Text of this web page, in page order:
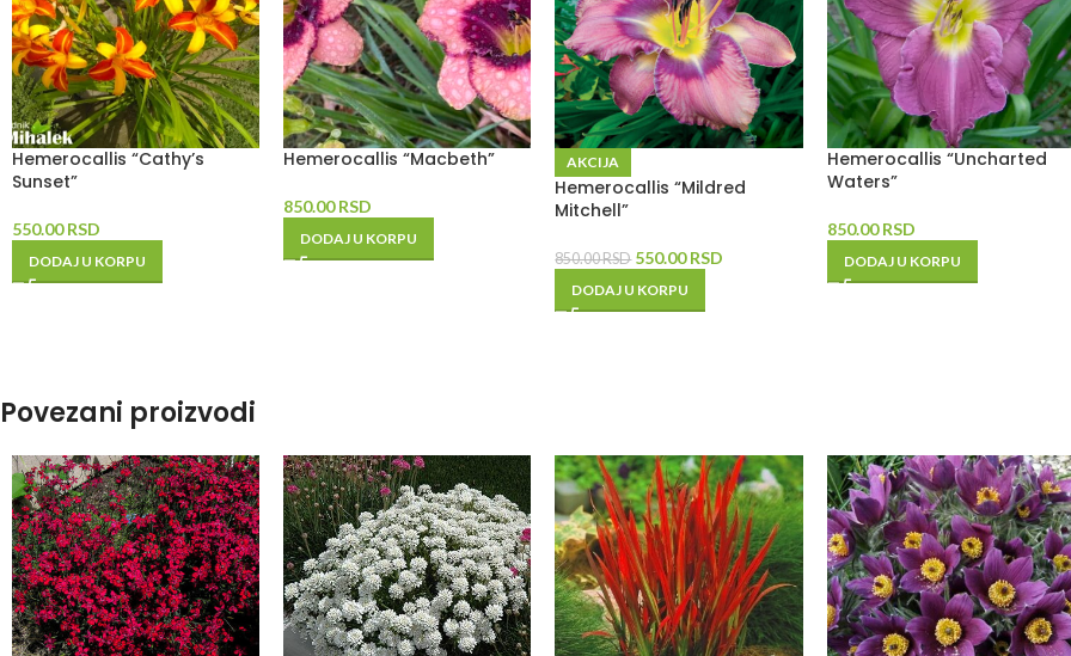
Hemerocallis “Cathy’s
Sunset”
550.00RSD
DODAJ U KORPU
Hemerocallis “Macbeth”
850.00RSD
DODAJ U KORPU
AKCIJA
Hemerocallis “Mildred
Mitchell”
850.00RSD 550.00RSD
DODAJ U KORPU
Hemerocallis “Uncharted
Waters”
850.00RSD
DODAJ U KORPU
Povezani proizvodi